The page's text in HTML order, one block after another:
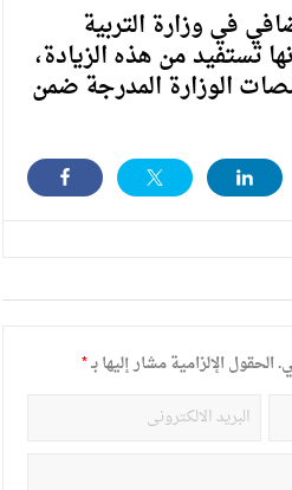
في وزارة التربية
تستفيد من هذه الزيادة،
الوزارة المدرجة ضمن
الحقول الإلزامية مشار إليها بـ*